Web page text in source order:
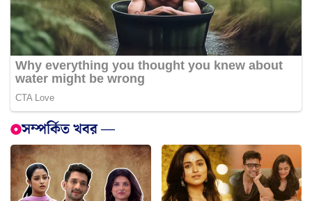
সম্পর্কিত খবর —